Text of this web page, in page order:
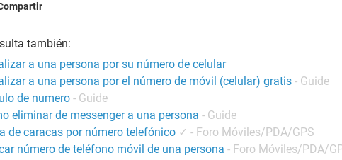
también:
a una persona por su número de celular
a una persona por el número de móvil (celular) gratis - Guide
de numero - Guide
eliminar de messenger a una persona - Guide
de caracas por número telefónico ✓ - Foro Móviles/PDA/GPS
número de teléfono móvil de una persona - Foro Móviles/PDA/